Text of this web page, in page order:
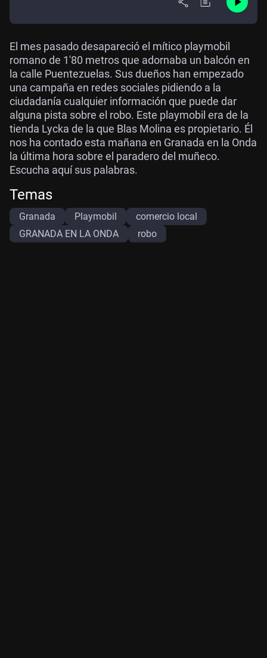
El mes pasado desapareció el mítico playmobil
romano de 1'80 metros que adornaba un balcón en
la calle Puentezuelas. Sus dueños han empezado
una campaña en redes sociales pidiendo a la
ciudadanía cualquier información que puede dar
alguna pista sobre el robo. Este playmobil era de la
tienda Lycka de la que Blas Molina es propietario. Él
nos ha contado esta mañana en Granada en la Onda
la última hora sobre el paradero del muñeco.
Escucha aquí sus palabras.
Temas
Granada Playmobil
comercio local
GRANADA EN LA ONDA
robo